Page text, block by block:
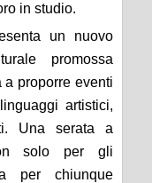
in studio.
un nuovo
promossa
proporre eventi
artistici,
Una serata a
solo per gli
per chiunque